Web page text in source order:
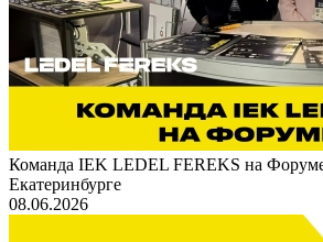
Команда IEK LEDEL FEREKS на
Екатеринбурге
08.06.2026